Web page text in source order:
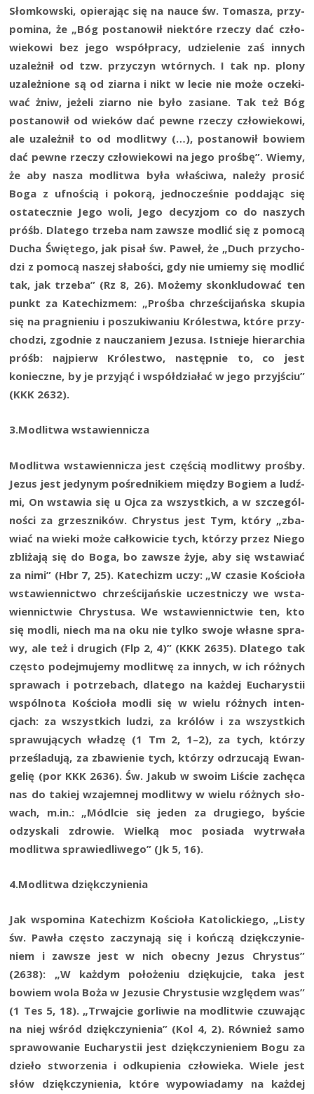
Słom­kow­ski, opie­ra­jąc się na nauce św. Toma­sza, przy­
po­mi­na, że „Bóg posta­no­wił nie­któ­re rze­czy dać czło­
wie­ko­wi bez jego współ­pra­cy, udzie­le­nie zaś innych
uza­leż­nił od tzw. przy­czyn wtór­nych. I tak np. plo­ny
uza­leż­nio­ne są od ziar­na i nikt w lecie nie może ocze­ki­
wać żniw, jeże­li ziar­no nie było zasia­ne. Tak też Bóg
posta­no­wił od wie­ków dać pew­ne rze­czy czło­wie­ko­wi,
ale uza­leż­nił to od modli­twy (…), posta­no­wił bowiem
dać pew­ne rze­czy czło­wie­ko­wi na jego proś­bę”. Wie­my,
że aby nasza modli­twa była wła­ści­wa, nale­ży pro­sić
Boga z ufno­ścią i poko­rą, jed­no­cze­śnie pod­da­jąc się
osta­tecz­nie Jego woli, Jego decy­zjom co do naszych
próśb. Dla­te­go trze­ba nam zawsze modlić się z pomo­cą
Ducha Świę­te­go, jak pisał św. Paweł, że „Duch przy­cho­
dzi z pomo­cą naszej sła­bo­ści, gdy nie umie­my się modlić
tak, jak trze­ba” (Rz 8, 26). Może­my skon­klu­do­wać ten
punkt za Kate­chi­zmem: „Proś­ba chrze­ści­jań­ska sku­pia
się na pra­gnie­niu i poszu­ki­wa­niu Kró­le­stwa, któ­re przy­
cho­dzi, zgod­nie z naucza­niem Jezu­sa. Ist­nie­je hie­rar­chia
próśb: naj­pierw Kró­le­stwo, następ­nie to, co jest
koniecz­ne, by je przy­jąć i współ­dzia­łać w jego przyj­ściu”
(KKK 2632).
3.Modlitwa wsta­wien­ni­cza
Modli­twa wsta­wien­ni­cza jest czę­ścią modli­twy proś­by.
Jezus jest jedy­nym pośred­ni­kiem mię­dzy Bogiem a ludź­
mi, On wsta­wia się u Ojca za wszyst­kich, a w szcze­gól­
no­ści za grzesz­ni­ków. Chry­stus jest Tym, któ­ry „zba­
wiać na wie­ki może cał­ko­wi­cie tych, któ­rzy przez Nie­go
zbli­ża­ją się do Boga, bo zawsze żyje, aby się wsta­wiać
za nimi” (Hbr 7, 25). Kate­chizm uczy: „W cza­sie Kościo­ła
wsta­wien­nic­two chrze­ści­jań­skie uczest­ni­czy we wsta­
wien­nic­twie Chry­stu­sa. We wsta­wien­nic­twie ten, kto
się modli, niech ma na oku nie tyl­ko swo­je wła­sne spra­
wy, ale też i dru­gich (Flp 2, 4)” (KKK 2635). Dla­te­go tak
czę­sto podej­mu­je­my modli­twę za innych, w ich róż­nych
spra­wach i potrze­bach, dla­te­go na każ­dej Eucha­ry­stii
wspól­no­ta Kościo­ła modli się w wie­lu róż­nych inten­
cjach: za wszyst­kich ludzi, za kró­lów i za wszyst­kich
spra­wu­ją­cych wła­dzę (1 Tm 2, 1–2), za tych, któ­rzy
prze­śla­du­ją, za zba­wie­nie tych, któ­rzy odrzu­ca­ją Ewan­
ge­lię (por KKK 2636). Św. Jakub w swo­im Liście zachę­ca
nas do takiej wza­jem­nej modli­twy w wie­lu róż­nych sło­
wach, m.in.: „Módl­cie się jeden za dru­gie­go, byście
odzy­ska­li zdro­wie. Wiel­ką moc posia­da wytrwa­ła
modli­twa spra­wie­dli­we­go” (Jk 5, 16).
4.Modlitwa dzięk­czy­nie­nia
Jak wspo­mi­na Kate­chizm Kościo­ła Kato­lic­kie­go, „Listy
św. Paw­ła czę­sto zaczy­na­ją się i koń­czą dzięk­czy­nie­
niem i zawsze jest w nich obec­ny Jezus Chry­stus”
(2638): „W każ­dym poło­że­niu dzię­kuj­cie, taka jest
bowiem wola Boża w Jezu­sie Chry­stu­sie wzglę­dem was”
(1 Tes 5, 18). „Trwaj­cie gor­li­wie na modli­twie czu­wa­jąc
na niej wśród dzięk­czy­nie­nia” (Kol 4, 2). Rów­nież samo
spra­wo­wa­nie Eucha­ry­stii jest dzięk­czy­nie­niem Bogu za
dzie­ło stwo­rze­nia i odku­pie­nia czło­wie­ka. Wie­le jest
słów dzięk­czy­nie­nia, któ­re wypo­wia­da­my na każ­dej